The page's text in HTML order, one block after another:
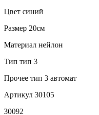
Цвет синий
Размер 20см
Материал нейлон
Тип тип 3
Прочее тип 3 автомат
Артикул 30105
30092